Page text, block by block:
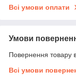
Всі умови оплати
Умови
Повернення товару
Всі умови